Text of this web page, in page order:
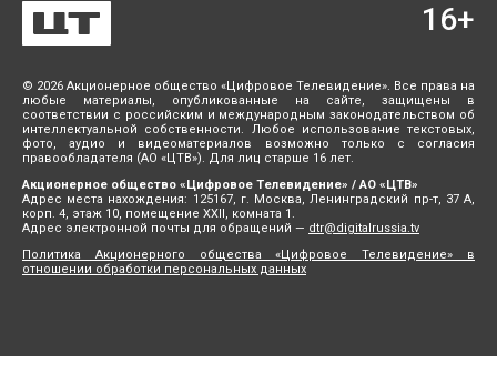
© 2026 Акционерное общество «Цифровое Телевидение». Все права на
любые материалы, опубликованные на сайте, защищены в
соответствии с российским и международным законодательством об
интеллектуальной собственности. Любое использование текстовых,
фото, аудио и видеоматериалов возможно только с согласия
правообладателя (АО «ЦТВ»). Для лиц старше 16 лет.
Акционерное общество «Цифровое Телевидение» / АО «ЦТВ»
Адрес места нахождения: 125167, г. Москва, Ленинградский пр-т, 37 А,
корп. 4, этаж 10, помещение XXII, комната 1.
Адрес электронной почты для обращений — dtr@digitalrussia.tv
Политика Акционерного общества «Цифровое Телевидение» в
отношении обработки персональных данных
16+